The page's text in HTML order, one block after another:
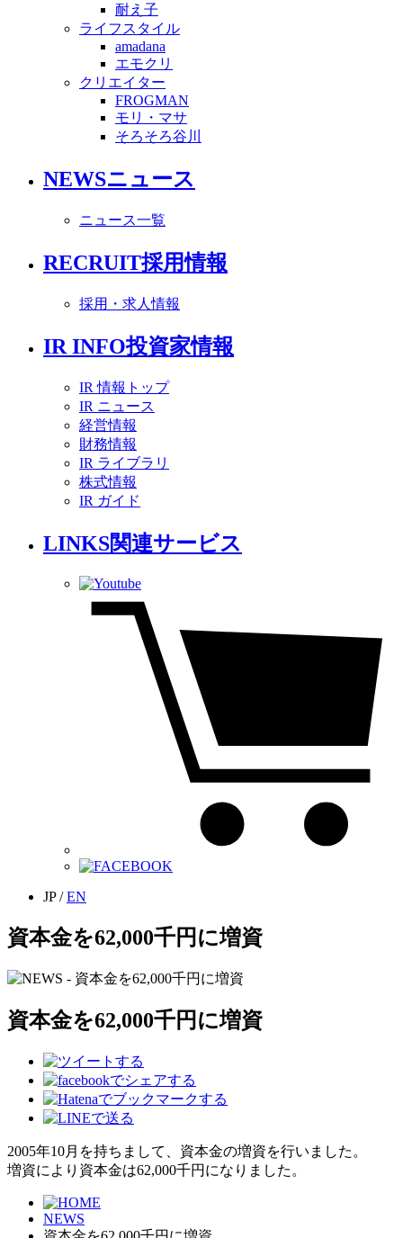
耐え子
ライフスタイル
amadana
エモクリ
クリエイター
FROGMAN
モリ・マサ
そろそろ谷川
NEWSニュース
ニュース一覧
RECRUIT採用情報
採用・求人情報
IR INFO投資家情報
IR 情報トップ
IR ニュース
経営情報
財務情報
IR ライブラリ
株式情報
IR ガイド
LINKS関連サービス
JP/EN
資本金を62,000千円に増資
資本金を62,000千円に増資
2005年10月を持ちまして、資本金の増資を行いました。
増資により資本金は62,000千円になりました。
NEWS